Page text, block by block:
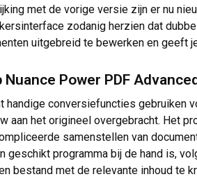
met de vorige versie zijn er nu
zodanig herzien dat
uitgebreid te bewerken en geeft
Nuance Power PDF
handige conversiefuncties gebruiken
aan het origineel overgebracht. Het
samenstellen van
geschikt programma bij de hand is,
bestand met de relevante inhoud te